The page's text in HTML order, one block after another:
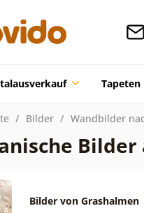
Tapeten
Bilder Wandbilder
Bilder von Grashalmen